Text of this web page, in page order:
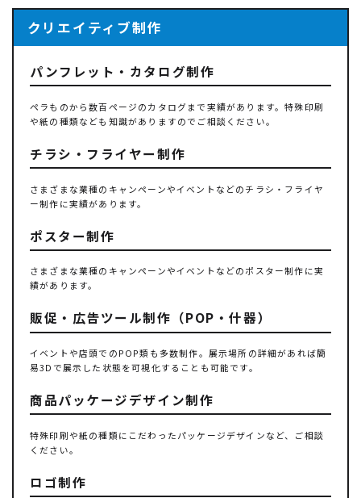
クリエイティブ制作
パンフレット・カタログ制作
ペラものから数百ページのカタログまで実績があります。特殊印刷
や紙の種類なども知識がありますのでご相談ください。
チラシ・フライヤー制作
さまざまな業種のキャンペーンやイベントなどのチラシ・フライヤ
ー制作に実績があります。
ポスター制作
さまざまな業種のキャンペーンやイベントなどのポスター制作に実
績があります。
販促・広告ツール制作（POP・什器）
イベントや店頭でのPOP類も多数制作。展示場所の詳細があれば簡
易3Dで展示した状態を可視化することも可能です。
商品パッケージデザイン制作
特殊印刷や紙の種類にこだわったパッケージデザインなど、ご相談
ください。
ロゴ制作